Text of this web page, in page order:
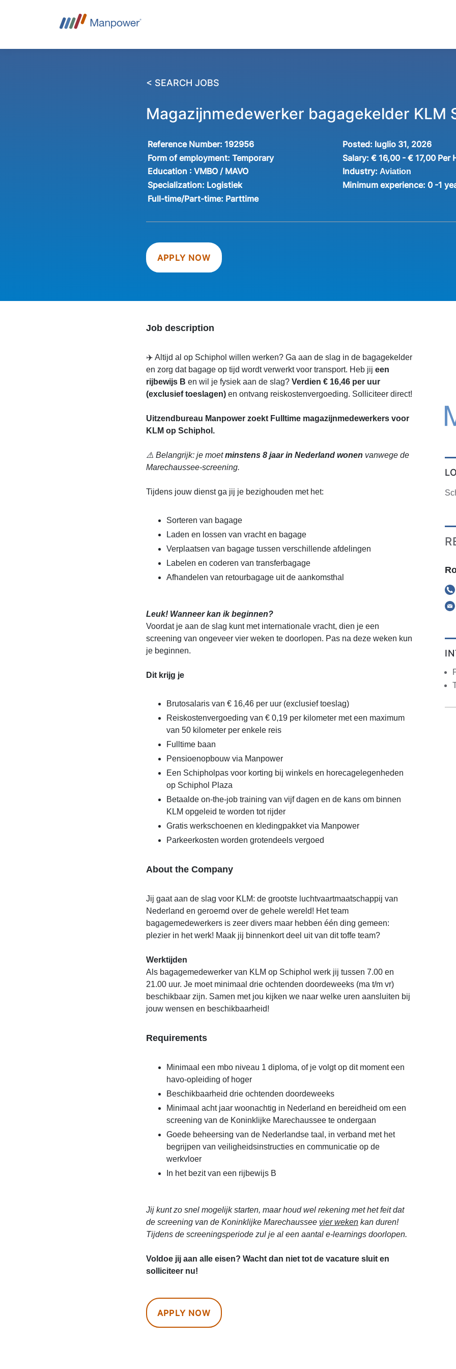
< SEARCH JOBS
Magazijnmedewerker bagagekelder KLM
Reference Number: 192956 Posted: luglio 31, 2026
Form of employment:Temporary Salary: € 16,00 - € 17,00 Per
Education : VMBO / MAVO Industry: Aviation
Specialization: Logistiek Minimum experience: 0 -1
Full-time/Part-time: Parttime
APPLY NOW
Job description
✈️ Altijd al op Schiphol willen werken? Ga aan de slag in de bagagekelder
en zorg dat bagage op tijd wordt verwerkt voor transport. Heb jij een
rijbewijs B en wil je fysiek aan de slag? Verdien € 16,46 per uur
(exclusief toeslagen)en ontvang reiskostenvergoeding. Solliciteer direct!
Uitzendbureau Manpower zoekt Fulltime magazijnmedewerkers voor
KLM op Schiphol.
⚠️ Belangrijk: je moetminstens 8 jaar in Nederland wonen vanwege de
Marechaussee-screening.
Tijdens jouw dienst ga jij je bezighouden met het:
Sorteren van bagage
Laden en lossen van vracht en bagage
Verplaatsen van bagage tussen verschillende afdelingen
Labelen en coderen van transferbagage
Afhandelen van retourbagage uit de aankomsthal
Leuk! Wanneer kan ik beginnen?
Voordat je aan de slag kunt met internationale vracht, dien je een
screening van ongeveer vier weken te doorlopen. Pas na deze weken kun
je beginnen.
Dit krijg je
Brutosalaris van € 16,46 per uur (exclusief toeslag)
Reiskostenvergoeding van € 0,19 per kilometer met een maximum
van 50 kilometer per enkele reis
Fulltime baan
Pensioenopbouw via Manpower
Een Schipholpas voor korting bij winkels en horecagelegenheden
op Schiphol Plaza
Betaalde on-the-job training van vijf dagen en de kans om binnen
KLM opgeleid te worden tot rijder
Gratis werkschoenen en kledingpakket via Manpower
Parkeerkosten worden grotendeels vergoed
About the Company
Jij gaat aan de slag voor KLM: de grootste luchtvaartmaatschappij van
Nederland en geroemd over de gehele wereld! Het team
bagagemedewerkers is zeer divers maar hebben één ding gemeen:
plezier in het werk! Maak jij binnenkort deel uit van dit toffe team?
Werktijden
Als bagagemedewerker van KLM op Schiphol werk jij tussen 7.00 en
21.00 uur. Je moet minimaal drie ochtenden doordeweeks (ma t/m vr)
beschikbaar zijn. Samen met jou kijken we naar welke uren aansluiten bij
jouw wensen en beschikbaarheid!
Requirements
Minimaal een mbo niveau 1 diploma, of je volgt op dit moment een
havo-opleiding of hoger
Beschikbaarheid drie ochtenden doordeweeks
Minimaal acht jaar woonachtig in Nederland en bereidheid om een
screening van de Koninklijke Marechaussee te ondergaan
Goede beheersing van de Nederlandse taal, in verband met het
begrijpen van veiligheidsinstructies en communicatie op de
werkvloer
In het bezit van een rijbewijs B
Jij kunt zo snel mogelijk starten, maar houd wel rekening met het feit dat
de screening van de Koninklijke Marechaussee vier wekenkan duren!
Tijdens de screeningsperiode zul je al een aantal e-learnings doorlopen.
Voldoe jij aan alle eisen? Wacht dan niet tot de vacature sluit en
solliciteer nu!
APPLY NOW